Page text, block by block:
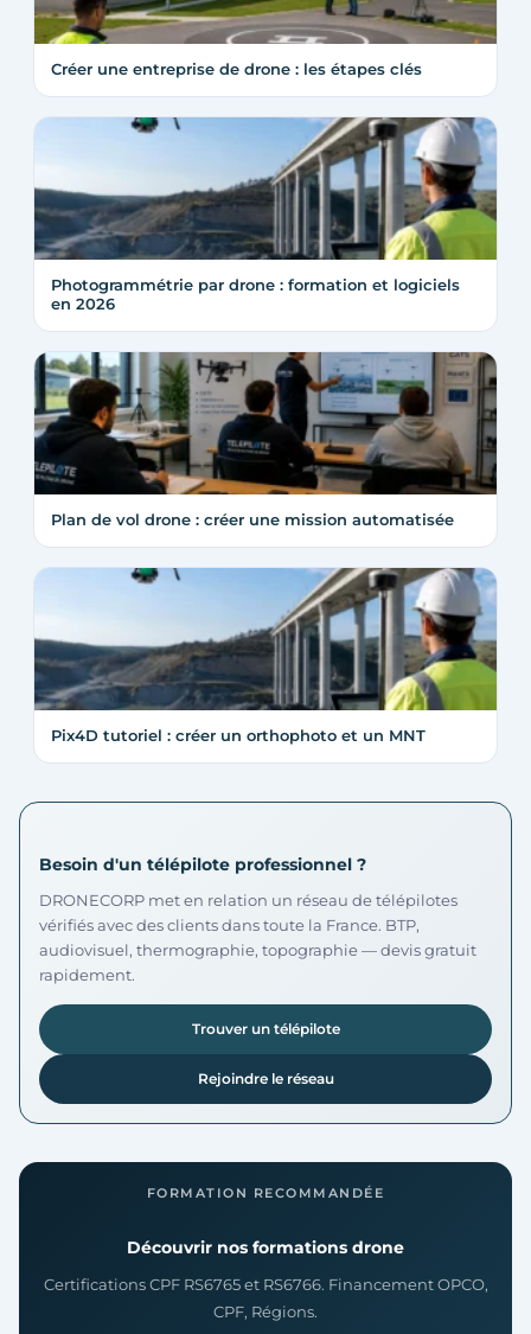
Créer une entreprise de drone : les étapes clés
Photogrammétrie par drone : formation et logiciels
en 2026
Plan de vol drone : créer une mission automatisée
Pix4D tutoriel : créer un orthophoto et un MNT
Besoin d'un télépilote professionnel ?
DRONECORP met en relation un réseau de télépilotes
vérifiés avec des clients dans toute la France. BTP,
audiovisuel, thermographie, topographie — devis gratuit
rapidement.
Trouver un télépilote
Rejoindre le réseau
FORMATION RECOMMANDÉE
Découvrir nos formations drone
Certifications CPF RS6765 et RS6766. Financement OPCO,
CPF, Régions.